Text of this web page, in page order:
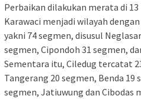
Perbaikan dilakukan merata di
Karawaci menjadi wilayah
yakni 74 segmen, disusul
segmen, Cipondoh 31 segmen,
Sementara itu, Ciledug tercatat
Tangerang 20 segmen, Benda 19
segmen, Jatiuwung dan Cibodas